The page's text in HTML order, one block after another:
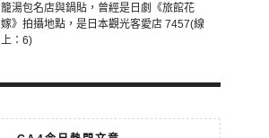
籠湯包名店與鍋貼，曾經是日劇《旅館花
嫁》拍攝地點，是日本觀光客愛店 7457(線
上：6)